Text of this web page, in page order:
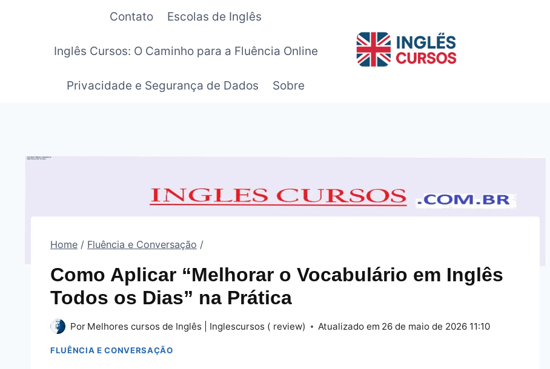
Contato Escolas de Inglês
Inglês Cursos: O Caminho para a Fluência Online
Privacidade e Segurança de Dados Sobre
Home / Fluência e Conversação /
Como Aplicar “Melhorar o Vocabulário em Inglês
Todos os Dias” na Prática
Por Melhores cursos de Inglês | Inglescursos ( review) Atualizado em 26 de maio de 2026 11:10
FLUÊNCIA E CONVERSAÇÃO